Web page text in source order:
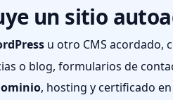
un sitio
u otro CMS acordado,
o blog, formularios de
, hosting y certificado